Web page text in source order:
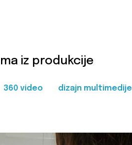
iz produkcije
360 video dizajn multimedije